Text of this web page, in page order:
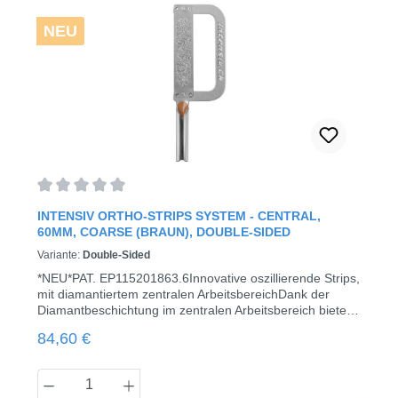
NEU
INTENSIV ORTHO-STRIPS SYSTEM - CENTRAL,
60ΜM, COARSE (BRAUN), DOUBLE-SIDED
Variante: Double-Sided
*NEU*PAT. EP115201863.6Innovative oszillierende Strips,
mit diamantiertem zentralen ArbeitsbereichDank der
Diamantbeschichtung im zentralen Arbeitsbereich bietet
Präzision bei der Reduktion sowie dem approximalen
Respektierung der ursprünglichen Morphologie und des
Zahngewebes. Während des Reduktionsprozesses, des
Regulärer Preis:
84,60 €
Produkt Anzahl: Gib den gewünschten